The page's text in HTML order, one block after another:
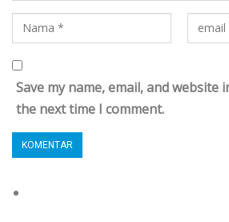
Save my name, email, and
the next time I comment.